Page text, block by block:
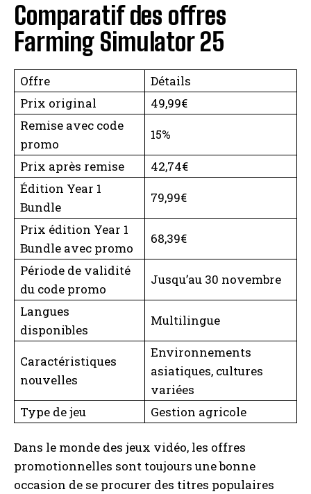
Comparatif des offres
Farming Simulator 25
Offre
Détails
Prix original
49,99€
Remise avec code
promo
15%
Prix après remise
42,74€
Édition Year 1
Bundle
79,99€
Prix édition Year 1
Bundle avec promo
68,39€
Période de validité
du code promo
Jusqu’au 30 novembre
Langues
disponibles
Multilingue
Caractéristiques
nouvelles
Environnements
asiatiques, cultures
variées
Type de jeu
Gestion agricole
Dans le monde des jeux vidéo, les offres
promotionnelles sont toujours une bonne
occasion de se procurer des titres populaires